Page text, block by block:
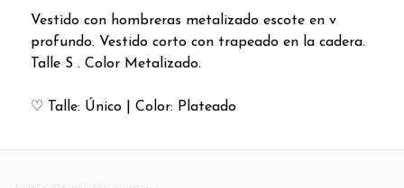
Vestido con hombreras metalizado escote en v
profundo. Vestido corto con trapeado en la cadera.
Talle S . Color Metalizado.
♡ Talle: Único | Color: Plateado